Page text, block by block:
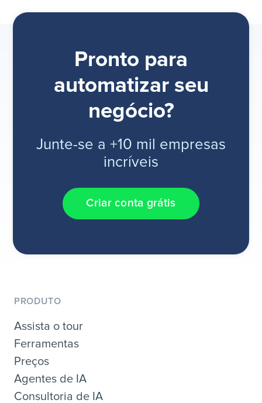
Pronto para
automatizar seu
negócio?
Junte-se a +10 mil empresas
incríveis
Criar conta grátis
PRODUTO
Assista o tour
Ferramentas
Preços
Agentes de IA
Consultoria de IA